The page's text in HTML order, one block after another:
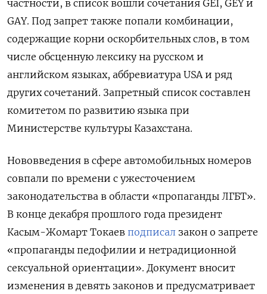
частности, в список вошли сочетания GEI, GEY и
GAY. Под запрет также попали комбинации,
содержащие корни оскорбительных слов, в том
числе обсценную лексику на русском и
английском языках, аббревиатура USA и ряд
других сочетаний. Запретный список составлен
комитетом по развитию языка при
Министерстве культуры Казахстана.
Нововведения в сфере автомобильных номеров
совпали по времени с ужесточением
законодательства в области «пропаганды ЛГБТ».
В конце декабря прошлого года президент
Касым-Жомарт Токаев подписал закон о запрете
«пропаганды педофилии и нетрадиционной
сексуальной ориентации». Документ вносит
изменения в девять законов и предусматривает